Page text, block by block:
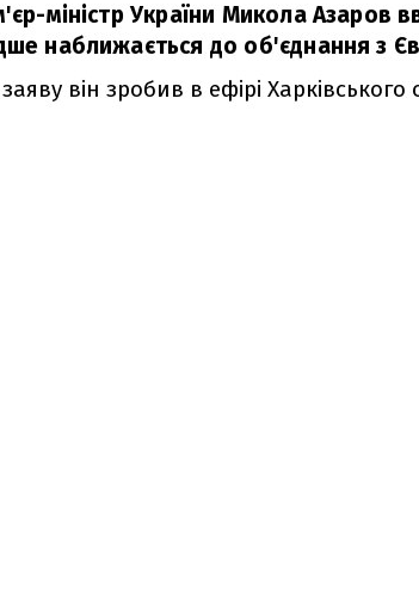
міністр України Микола Азаров
наближається до об'єднання з
він зробив в ефірі